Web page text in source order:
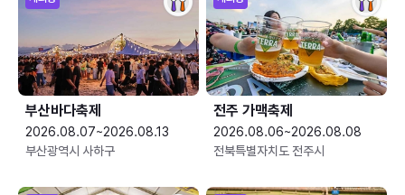
부산바다축제
2026.08.07~2026.08.13
부산광역시 사하구
전주 가맥축제
2026.08.06~2026.08.08
전북특별자치도 전주시